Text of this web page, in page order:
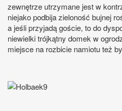
zewnętrze utrzymane jest w
niejako podbija zieloność bujnej
a jeśli przyjadą goście, to do
niewielki trójkątny domek w
miejsce na rozbicie namiotu też